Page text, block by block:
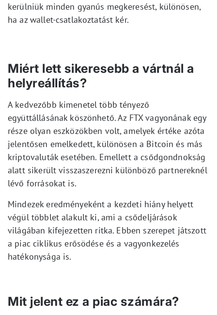
kerülniük minden gyanús megkeresést, különösen,
ha az wallet-csatlakoztatást kér.
Miért lett sikeresebb a vártnál a
helyreállítás?
A kedvezőbb kimenetel több tényező
együttállásának köszönhető. Az FTX vagyonának egy
része olyan eszközökben volt, amelyek értéke azóta
jelentősen emelkedett, különösen a Bitcoin és más
kriptovaluták esetében. Emellett a csődgondnokság
alatt sikerült visszaszerezni különböző partnereknél
lévő forrásokat is.
Mindezek eredményeként a kezdeti hiány helyett
végül többlet alakult ki, ami a csődeljárások
világában kifejezetten ritka. Ebben szerepet játszott
a piac ciklikus erősödése és a vagyonkezelés
hatékonysága is.
Mit jelent ez a piac számára?